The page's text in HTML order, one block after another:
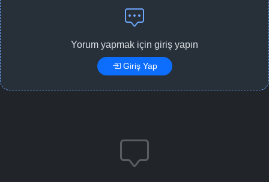
Yorum yapmak için giriş yapın
Giriş Yap